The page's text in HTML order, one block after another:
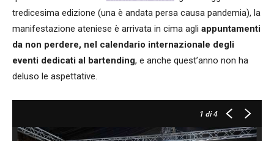
tredicesima edizione (una è andata persa causa pandemia), la
manifestazione ateniese è arrivata in cima agli appuntamenti
da non perdere, nel calendario internazionale degli
eventi dedicati al bartending, e anche quest’anno non ha
deluso le aspettative.
1 di 4